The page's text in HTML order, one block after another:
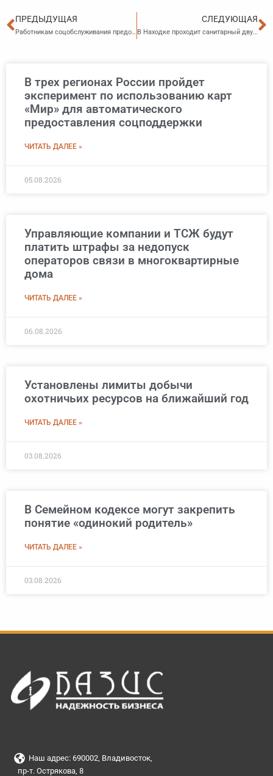
Пред
ПРЕДЫДУЩАЯ
Работникам соцобслуживания предоставят дополнительный отпуск
СЛЕДУЮЩАЯ
В Находке проходит санитарный двухмесячник
В трех регионах России пройдет
эксперимент по использованию карт
«Мир» для автоматического
предоставления соцподдержки
ЧИТАТЬ ДАЛЕЕ »
05.08.2026
Управляющие компании и ТСЖ будут
платить штрафы за недопуск
операторов связи в многоквартирные
дома
ЧИТАТЬ ДАЛЕЕ »
06.08.2026
Установлены лимиты добычи
охотничьих ресурсов на ближайший год
ЧИТАТЬ ДАЛЕЕ »
03.08.2026
В Семейном кодексе могут закрепить
понятие «одинокий родитель»
ЧИТАТЬ ДАЛЕЕ »
03.08.2026
Наш адрес: 690002, Владивосток,
пр-т. Острякова, 8